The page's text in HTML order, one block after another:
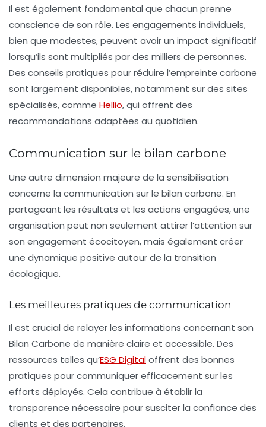
Il est également fondamental que chacun prenne
conscience de son rôle. Les engagements individuels,
bien que modestes, peuvent avoir un impact significatif
lorsqu’ils sont multipliés par des milliers de personnes.
Des conseils pratiques pour réduire l’empreinte carbone
sont largement disponibles, notamment sur des sites
spécialisés, comme Hellio, qui offrent des
recommandations adaptées au quotidien.
Communication sur le bilan carbone
Une autre dimension majeure de la sensibilisation
concerne la communication sur le bilan carbone. En
partageant les résultats et les actions engagées, une
organisation peut non seulement attirer l’attention sur
son engagement écocitoyen, mais également créer
une dynamique positive autour de la transition
écologique.
Les meilleures pratiques de communication
Il est crucial de relayer les informations concernant son
Bilan Carbone de manière claire et accessible. Des
ressources telles qu’ESG Digitaloffrent des bonnes
pratiques pour communiquer efficacement sur les
efforts déployés. Cela contribue à établir la
transparence nécessaire pour susciter la confiance des
clients et des partenaires.